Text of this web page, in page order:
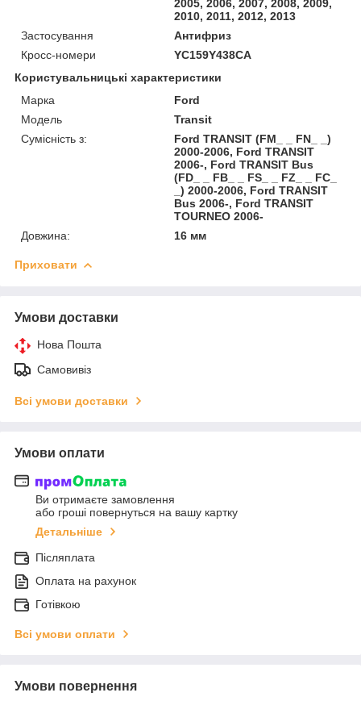
2005, 2006, 2007, 2008, 2009,
2010, 2011, 2012, 2013
Застосування
Антифриз
Кросс-номери
YC159Y438CA
Користувальницькі характеристики
Марка
Ford
Модель
Transit
Сумісність з:
Ford TRANSIT (FM_ _ FN_ _)
2000-2006, Ford TRANSIT
2006-, Ford TRANSIT Bus
(FD_ _ FB_ _ FS_ _ FZ_ _ FC_
_) 2000-2006, Ford TRANSIT
Bus 2006-, Ford TRANSIT
TOURNEO 2006-
Довжина:
16 мм
Приховати
Умови доставки
Нова Пошта
Самовивіз
Всі умови доставки
Умови оплати
Ви отримаєте замовлення
або гроші повернуться на вашу картку
Детальніше
Післяплата
Оплата на рахунок
Готівкою
Всі умови оплати
Умови повернення